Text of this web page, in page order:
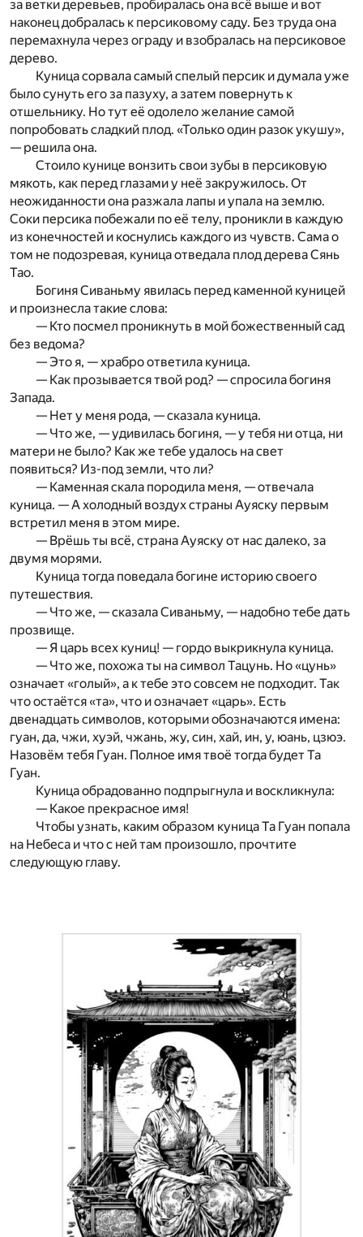
за ветки деревьев, пробиралась она всё выше и вот
наконец добралась к персиковому саду. Без труда она
перемахнула через ограду и взобралась на персиковое
дерево.
Куница сорвала самый спелый персик и думала уже
было сунуть его за пазуху, а затем повернуть к
отшельнику. Но тут её одолело желание самой
попробовать сладкий плод. «Только один разок укушу»,
— решила она.
Стоило кунице вонзить свои зубы в персиковую
мякоть, как перед глазами у неё закружилось. От
неожиданности она разжала лапы и упала на землю.
Соки персика побежали по её телу, проникли в каждую
из конечностей и коснулись каждого из чувств. Сама о
том не подозревая, куница отведала плод дерева Сянь
Тао.
Богиня Сиваньму явилась перед каменной куницей
и произнесла такие слова:
— Кто посмел проникнуть в мой божественный сад
без ведома?
— Это я, — храбро ответила куница.
— Как прозывается твой род? — спросила богиня
Запада.
— Нет у меня рода, — сказала куница.
— Что же, — удивилась богиня, — у тебя ни отца, ни
матери не было? Как же тебе удалось на свет
появиться? Из-под земли, что ли?
— Каменная скала породила меня, — отвечала
куница. — А холодный воздух страны Ауяску первым
встретил меня в этом мире.
— Врёшь ты всё, страна Ауяску от нас далеко, за
двумя морями.
Куница тогда поведала богине историю своего
путешествия.
— Что же, — сказала Сиваньму, — надобно тебе дать
прозвище.
— Я царь всех куниц! — гордо выкрикнула куница.
— Что же, похожа ты на символ Тацунь. Но «цунь»
означает «голый», а к тебе это совсем не подходит. Так
что остаётся «та», что и означает «царь». Есть
двенадцать символов, которыми обозначаются имена:
гуан, да, чжи, хуэй, чжань, жу, син, хай, ин, у, юань, цзюэ.
Назовём тебя Гуан. Полное имя твоё тогда будет Та
Гуан.
Куница обрадованно подпрыгнула и воскликнула:
— Какое прекрасное имя!
Чтобы узнать, каким образом куница Та Гуан попала
на Небеса и что с ней там произошло, прочтите
следующую главу.